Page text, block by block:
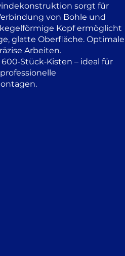
sorgt für
von Bohle und
kegelförmige Kopf ermöglicht
glatte Oberfläche. Optimale
Arbeiten.
– ideal für